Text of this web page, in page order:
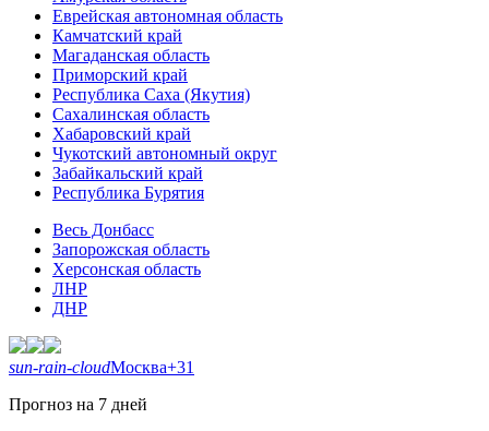
Еврейская автономная область
Камчатский край
Магаданская область
Приморский край
Республика Саха (Якутия)
Сахалинская область
Хабаровский край
Чукотский автономный округ
Забайкальский край
Республика Бурятия
Весь Донбасс
Запорожская область
Херсонская область
ЛНР
ДНР
sun-rain-cloudМосква+31
Прогноз на 7 дней